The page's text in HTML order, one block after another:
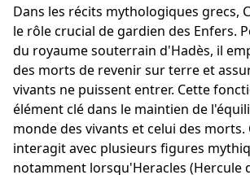
Dans les récits mythologiques grecs,
le rôle crucial de gardien des Enfers.
du royaume souterrain d'Hadès, il
des morts de revenir sur terre et
vivants ne puissent entrer. Cette
élément clé dans le maintien de
monde des vivants et celui des morts.
interagit avec plusieurs figures
notamment lorsqu'Heracles (Hercule